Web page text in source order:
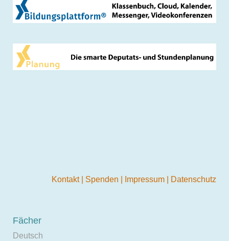
Kontakt Spenden Impressum Datenschutz
Fächer
Deutsch